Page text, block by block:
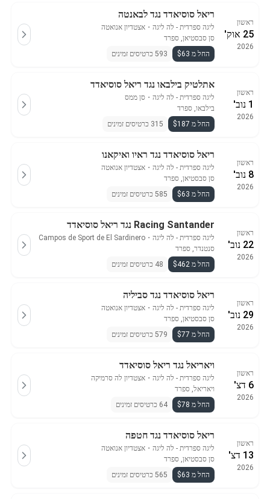
ראשון
25 אוק'
2026
ריאל סוסיאדד נגד לבאנטה
ליגה ספרדית - לה ליגה ・ אצטדיון אנואטה
סן סבסטיאן, ספרד
החל מ $63
593 כרטיסים זמינים
ראשון
1 נוב'
2026
אתלטיק בילבאו נגד ריאל סוסיאדד
ליגה ספרדית - לה ליגה ・ סן ממס
בילבאו, ספרד
החל מ $187
315 כרטיסים זמינים
ראשון
8 נוב'
2026
ריאל סוסיאדד נגד ראיו ואיקאנו
ליגה ספרדית - לה ליגה ・ אצטדיון אנואטה
סן סבסטיאן, ספרד
החל מ $63
585 כרטיסים זמינים
ראשון
22 נוב'
2026
Racing Santander נגד ריאל סוסיאדד
ליגה ספרדית - לה ליגה ・
Campos de Sport de El Sardinero
סנטנדר, ספרד
החל מ $462
48 כרטיסים זמינים
ראשון
29 נוב'
2026
ריאל סוסיאדד נגד סביליה
ליגה ספרדית - לה ליגה ・ אצטדיון אנואטה
סן סבסטיאן, ספרד
החל מ $77
579 כרטיסים זמינים
ראשון
6 דצ'
2026
ויאריאל נגד ריאל סוסיאדד
ליגה ספרדית - לה ליגה ・ אצטדיון לה סרמיקה
ויאריאל, ספרד
החל מ $78
64 כרטיסים זמינים
ראשון
13 דצ'
2026
ריאל סוסיאדד נגד חטפה
ליגה ספרדית - לה ליגה ・ אצטדיון אנואטה
סן סבסטיאן, ספרד
החל מ $63
565 כרטיסים זמינים